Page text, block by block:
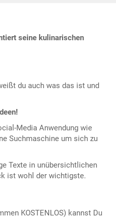
seine kulinarischen
du auch was das ist und
Media Anwendung wie
Suchmaschine um sich zu
Texte in unübersichtlichen
ist wohl der wichtigste.
KOSTENLOS) kannst Du